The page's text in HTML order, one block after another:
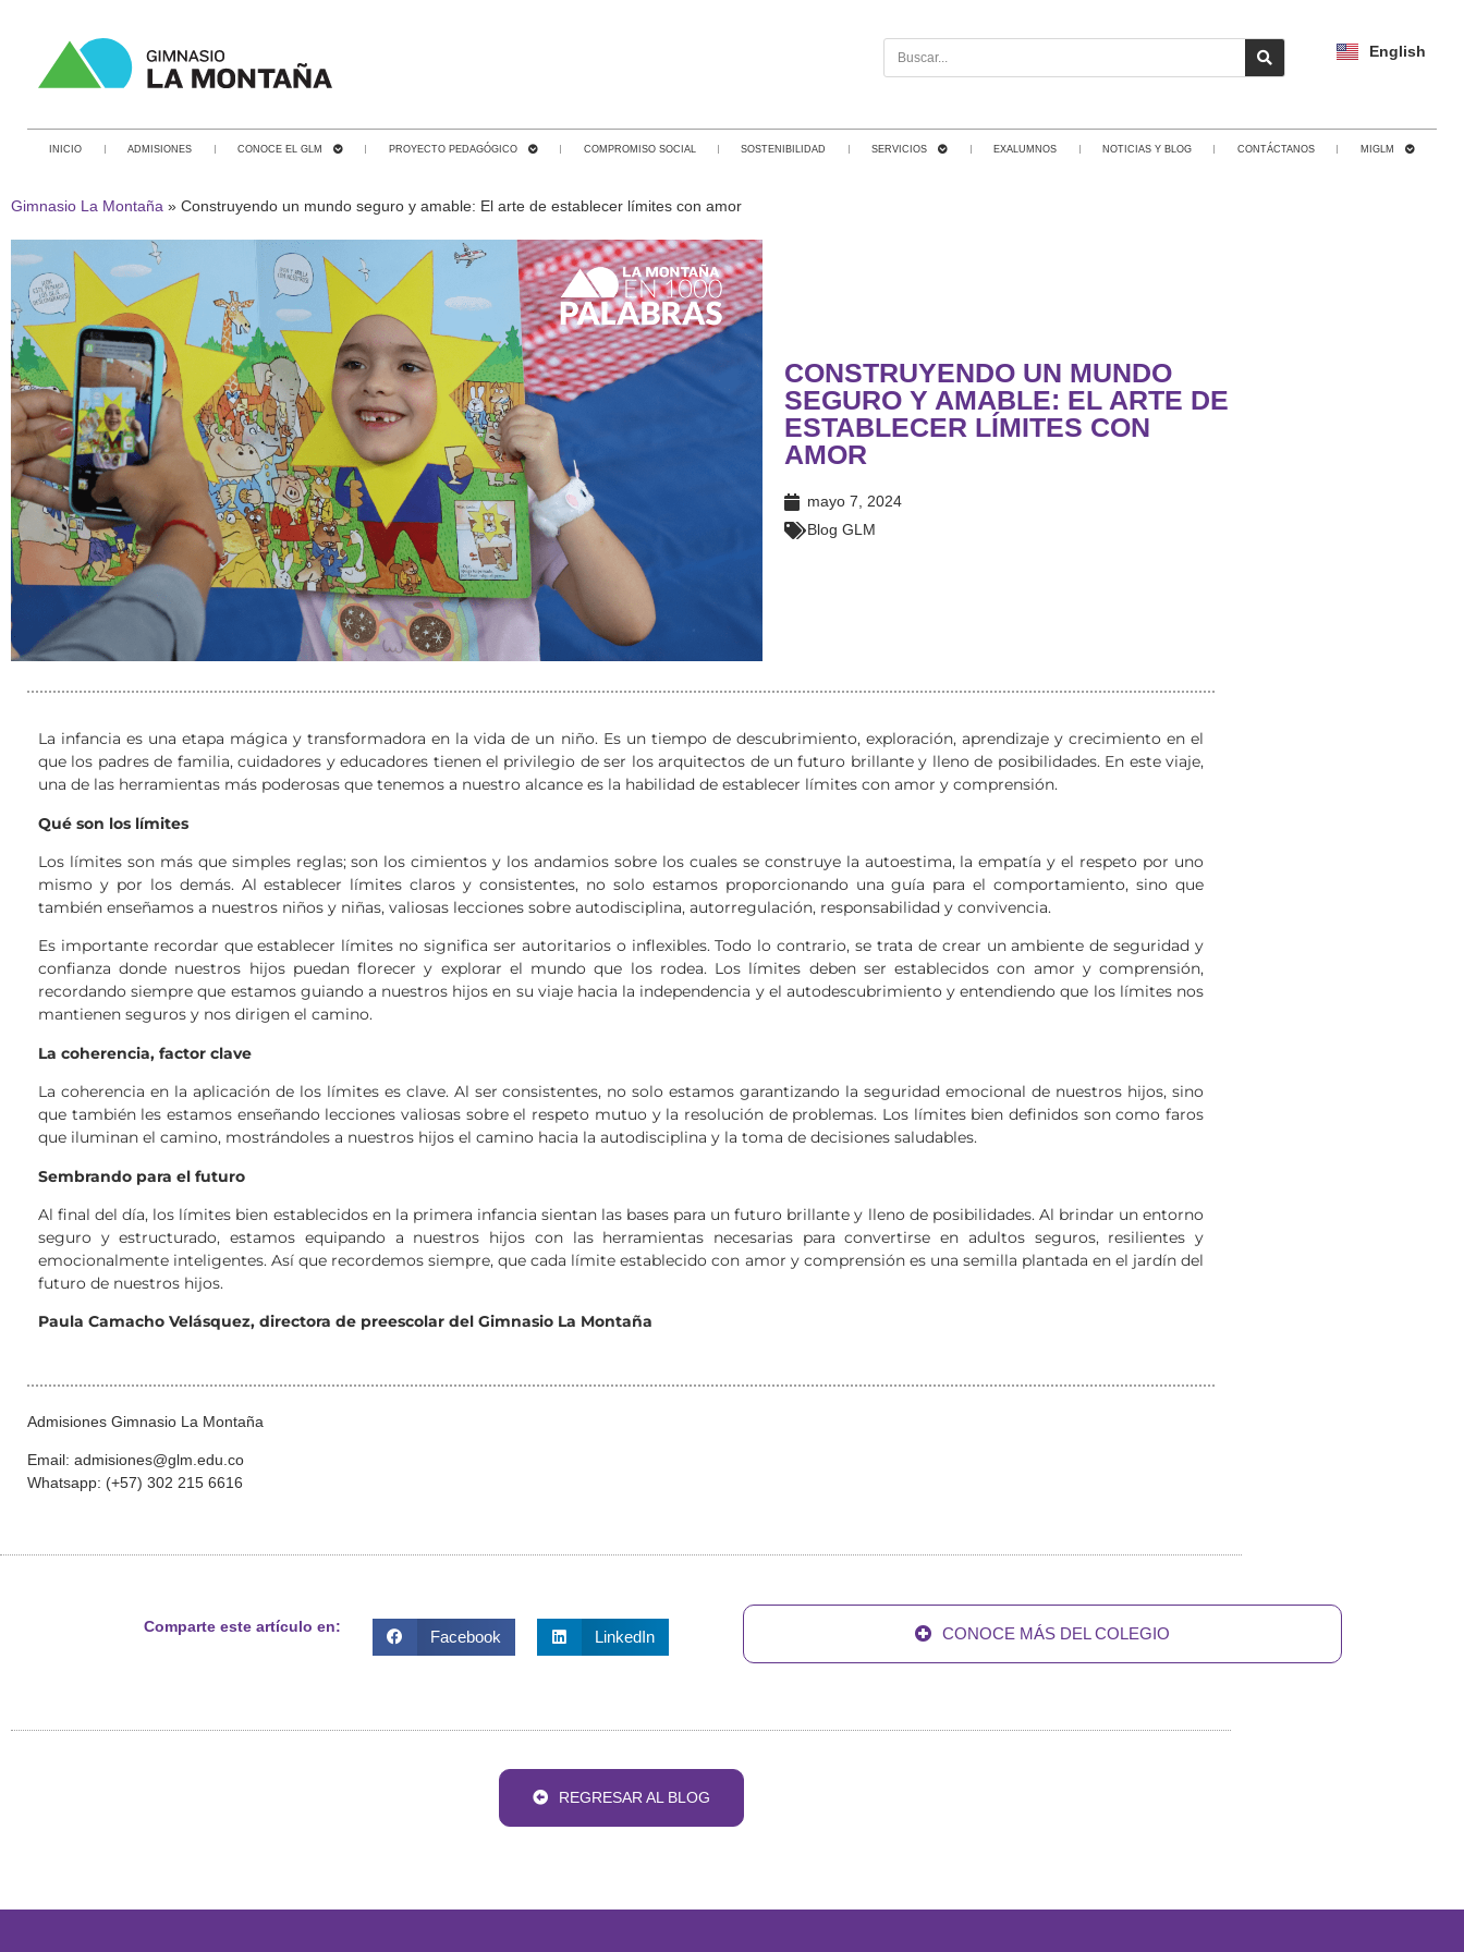
English
INICIO ADMISIONES CONOCE EL GLM PROYECTO PEDAGÓGICO COMPROMISO SOCIAL SOSTENIBILIDAD SERVICIOS EXALUMNOS NOTICIAS Y BLOG CONTÁCTANOS MIGLM
Gimnasio La Montaña » Construyendo un mundo seguro y amable: El arte de establecer límites con amor
CONSTRUYENDO UN MUNDO
SEGURO Y AMABLE: EL ARTE DE
ESTABLECER LÍMITES CON
AMOR
mayo 7, 2024
Blog GLM
La infancia es una etapa mágica y transformadora en la vida de un niño. Es un tiempo de descubrimiento, exploración, aprendizaje y crecimiento en el
que los padres de familia, cuidadores y educadores tienen el privilegio de ser los arquitectos de un futuro brillante y lleno de posibilidades. En este viaje,
una de las herramientas más poderosas que tenemos a nuestro alcance es la habilidad de establecer límites con amor y comprensión.
Qué son los límites
Los límites son más que simples reglas; son los cimientos y los andamios sobre los cuales se construye la autoestima, la empatía y el respeto por uno
mismo y por los demás. Al establecer límites claros y consistentes, no solo estamos proporcionando una guía para el comportamiento, sino que
también enseñamos a nuestros niños y niñas, valiosas lecciones sobre autodisciplina, autorregulación, responsabilidad y convivencia.
Es importante recordar que establecer límites no significa ser autoritarios o inflexibles. Todo lo contrario, se trata de crear un ambiente de seguridad y
confianza donde nuestros hijos puedan florecer y explorar el mundo que los rodea. Los límites deben ser establecidos con amor y comprensión,
recordando siempre que estamos guiando a nuestros hijos en su viaje hacia la independencia y el autodescubrimiento y entendiendo que los límites nos
mantienen seguros y nos dirigen el camino.
La coherencia, factor clave
La coherencia en la aplicación de los límites es clave. Al ser consistentes, no solo estamos garantizando la seguridad emocional de nuestros hijos, sino
que también les estamos enseñando lecciones valiosas sobre el respeto mutuo y la resolución de problemas. Los límites bien definidos son como faros
que iluminan el camino, mostrándoles a nuestros hijos el camino hacia la autodisciplina y la toma de decisiones saludables.
Sembrando para el futuro
Al final del día, los límites bien establecidos en la primera infancia sientan las bases para un futuro brillante y lleno de posibilidades. Al brindar un entorno
seguro y estructurado, estamos equipando a nuestros hijos con las herramientas necesarias para convertirse en adultos seguros, resilientes y
emocionalmente inteligentes. Así que recordemos siempre, que cada límite establecido con amor y comprensión es una semilla plantada en el jardín del
futuro de nuestros hijos.
Paula Camacho Velásquez, directora de preescolar del Gimnasio La Montaña
Admisiones Gimnasio La Montaña
Email: admisiones@glm.edu.co
Whatsapp: (+57) 302 215 6616
Comparte este artículo en:
Facebook LinkedIn CONOCE MÁS DEL COLEGIO
REGRESAR AL BLOG